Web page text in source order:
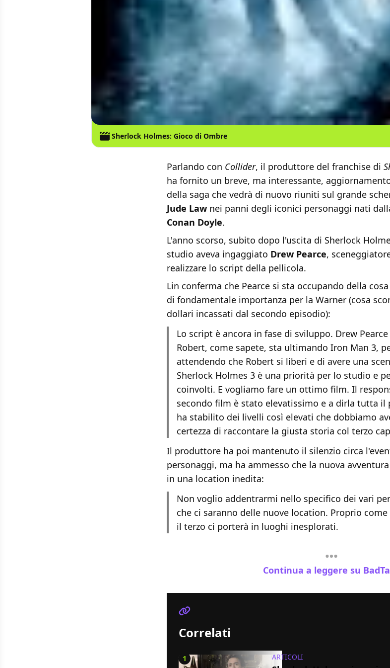
Sherlock Holmes: Gioco di Ombre
Parlando con Collider, il produttore del franchise di
ha fornito un breve, ma interessante,
della saga che vedrà di nuovo riuniti sul grande
Jude Law nei panni degli iconici personaggi nati
Conan Doyle.
L'anno scorso, subito dopo l'uscita di Sherlock
studio aveva ingaggiato Drew Pearce,
realizzare lo script della pellicola.
Lin conferma che Pearce si sta occupando della
di fondamentale importanza per la Warner (cosa
dollari incassati dal secondo episodio):
Lo script è ancora in fase di sviluppo. Drew
Robert, come sapete, sta ultimando Iron Man 3,
attendendo che Robert si liberi e di avere una
Sherlock Holmes 3 è una priorità per lo studio e
coinvolti. E vogliamo fare un ottimo film. Il
secondo film è stato elevatissimo e a dirla tutta
ha stabilito dei livelli così elevati che dobbiamo
certezza di raccontare la giusta storia col terzo
Il produttore ha poi mantenuto il silenzio circa
personaggi, ma ha ammesso che la nuova
in una location inedita:
Non voglio addentrarmi nello specifico dei vari
che ci saranno delle nuove location. Proprio
il terzo ci porterà in luoghi inesplorati.
Continua a leggere su
Correlati
1 ARTICOLI